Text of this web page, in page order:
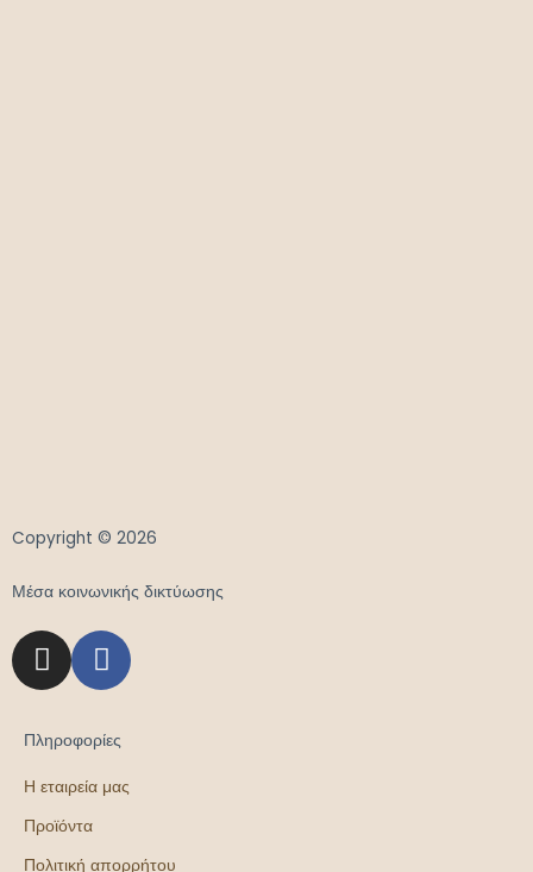
Copyright © 2026
Μέσα κοινωνικής δικτύωσης
Πληροφορίες
Η εταιρεία μας
Προϊόντα
Πολιτική απορρήτου